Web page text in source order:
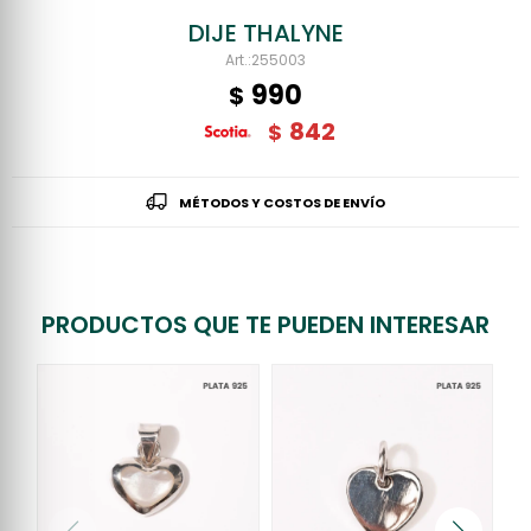
DIJE THALYNE
255003
$ 990
$ 842
MÉTODOS Y COSTOS DE ENVÍO
PRODUCTOS QUE TE PUEDEN INTERESAR